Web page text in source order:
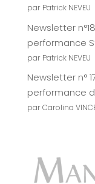
par Patrick NEVEU
Newsletter
performance
par Patrick NEVEU
Newsletter n°
performance
par Carolina